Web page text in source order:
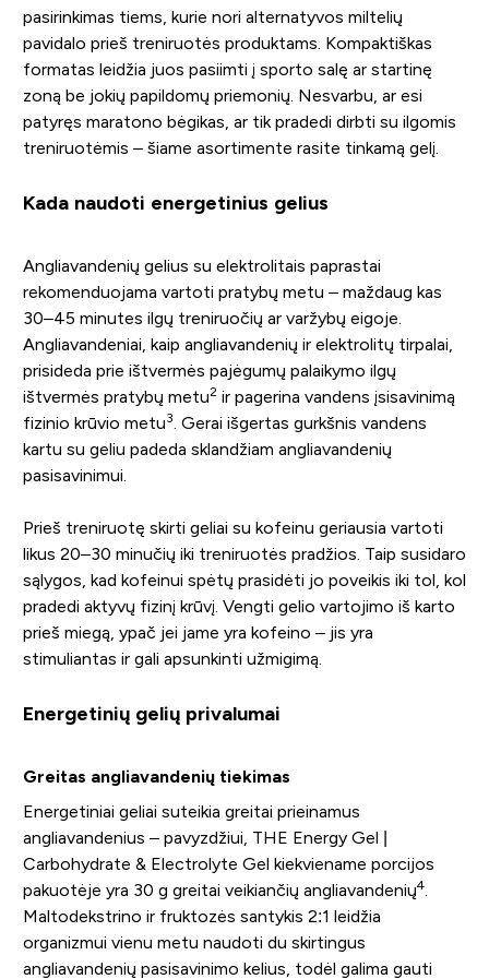
pasirinkimas tiems, kurie nori alternatyvos miltelių
pavidalo prieš treniruotės produktams. Kompaktiškas
formatas leidžia juos pasiimti į sporto salę ar startinę
zoną be jokių papildomų priemonių. Nesvarbu, ar esi
patyręs maratono bėgikas, ar tik pradedi dirbti su ilgomis
treniruotėmis – šiame asortimente rasite tinkamą gelį.
Kada naudoti energetinius gelius
Angliavandenių gelius su elektrolitais paprastai
rekomenduojama vartoti pratybų metu – maždaug kas
30–45 minutes ilgų treniruočių ar varžybų eigoje.
Angliavandeniai, kaip angliavandenių ir elektrolitų tirpalai,
prisideda prie ištvermės pajėgumų palaikymo ilgų
ištvermės pratybų metu2ir pagerina vandens įsisavinimą
fizinio krūvio metu3 . Gerai išgertas gurkšnis vandens
kartu su geliu padeda sklandžiam angliavandenių
pasisavinimui.
Prieš treniruotę skirti geliai su kofeinu geriausia vartoti
likus 20–30 minučių iki treniruotės pradžios. Taip susidaro
sąlygos, kad kofeinui spėtų prasidėti jo poveikis iki tol, kol
pradedi aktyvų fizinį krūvį. Vengti gelio vartojimo iš karto
prieš miegą, ypač jei jame yra kofeino – jis yra
stimuliantas ir gali apsunkinti užmigimą.
Energetinių gelių privalumai
Greitas angliavandenių tiekimas
Energetiniai geliai suteikia greitai prieinamus
angliavandenius – pavyzdžiui, THE Energy Gel |
Carbohydrate & Electrolyte Gel kiekviename porcijos
pakuotėje yra 30 g greitai veikiančių angliavandenių4.
Maltodekstrino ir fruktozės santykis 2:1 leidžia
organizmui vienu metu naudoti du skirtingus
angliavandenių pasisavinimo kelius, todėl galima gauti